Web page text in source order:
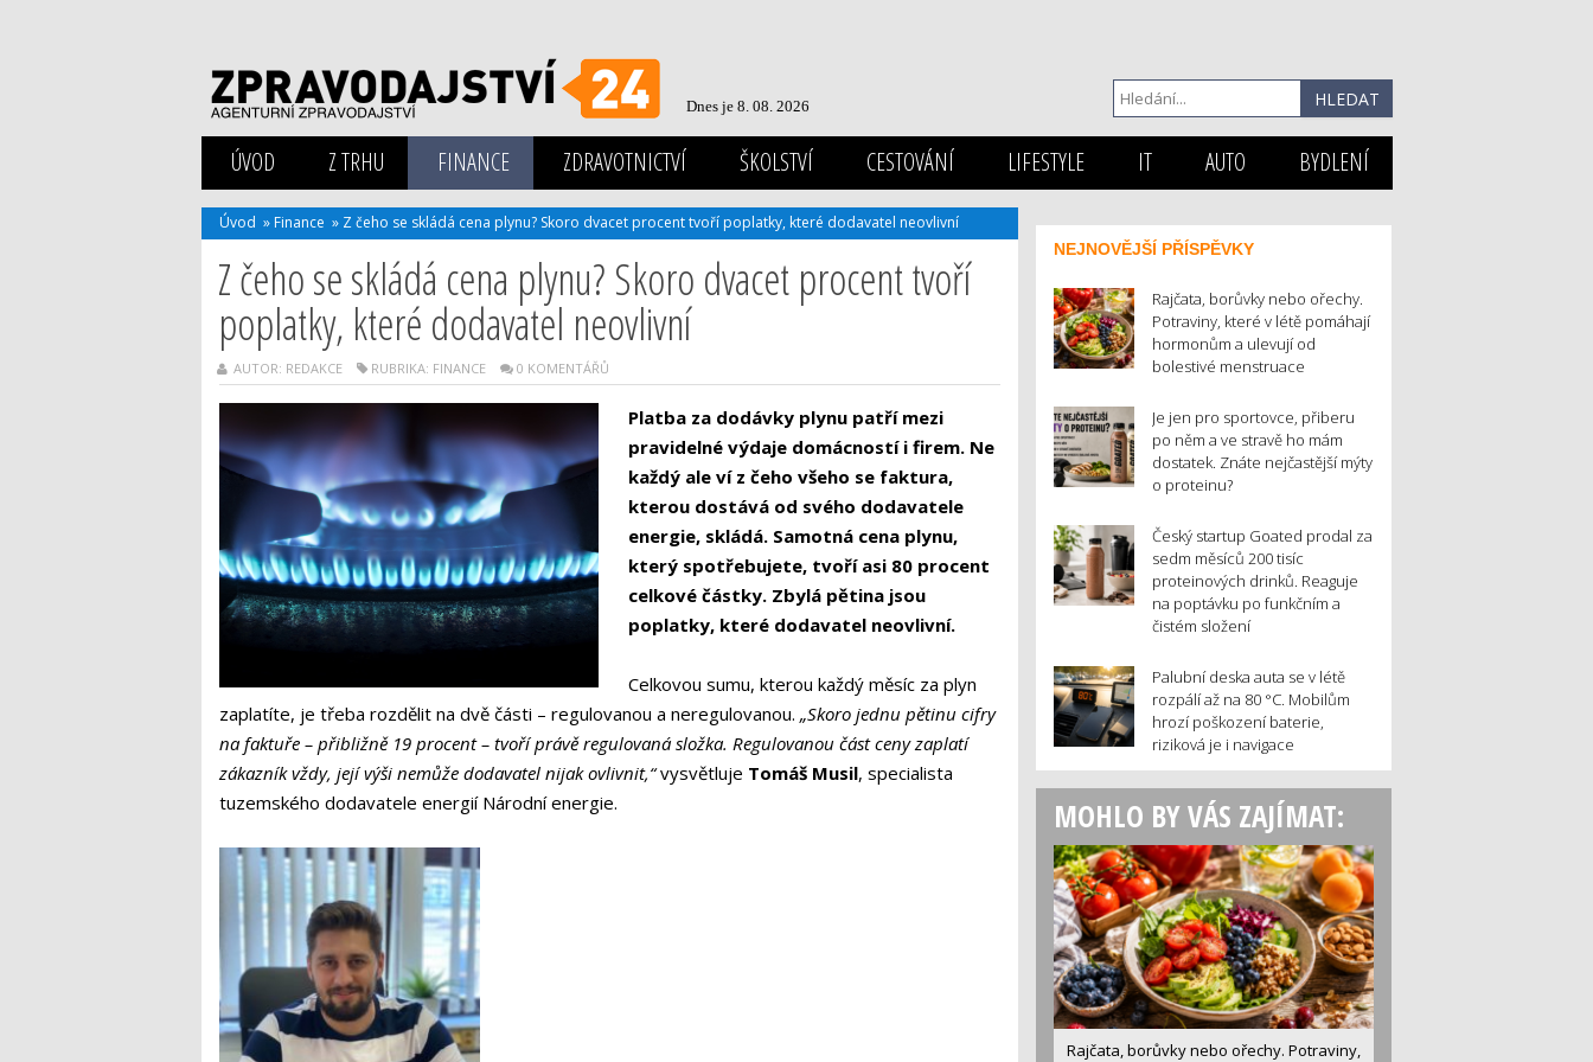
Dnes je 8. 08. 2026
ÚVOD Z TRHU FINANCE ZDRAVOTNICTVÍ ŠKOLSTVÍ CESTOVÁNÍ LIFESTYLE IT AUTO BYDLENÍ
Úvod » Finance » Z čeho se skládá cena plynu? Skoro dvacet procent tvoří poplatky, které dodavatel neovlivní
Z čeho se skládá cena plynu? Skoro dvacet procent tvoří
poplatky, které dodavatel neovlivní
AUTOR: REDAKCE RUBRIKA: FINANCE 0 KOMENTÁŘŮ
Platba za dodávky plynu patří mezi
pravidelné výdaje domácností i firem. Ne
každý ale ví z čeho všeho se faktura,
kterou dostává od svého dodavatele
energie, skládá. Samotná cena plynu,
který spotřebujete, tvoří asi 80 procent
celkové částky. Zbylá pětina jsou
poplatky, které dodavatel neovlivní.
Celkovou sumu, kterou každý měsíc za plyn
zaplatíte, je třeba rozdělit na dvě části – regulovanou a neregulovanou. „Skoro jednu pětinu cifry
na faktuře – přibližně 19 procent – tvoří právě regulovaná složka. Regulovanou část ceny zaplatí
zákazník vždy, její výši nemůže dodavatel nijak ovlivnit,“vysvětluje Tomáš Musil, specialista
tuzemského dodavatele energií Národní energie.
NEJNOVĚJŠÍ PŘÍSPĚVKY
Rajčata, borůvky nebo ořechy.
Potraviny, které v létě pomáhají
hormonům a ulevují od
bolestivé menstruace
Je jen pro sportovce, přiberu
po něm a ve stravě ho mám
dostatek. Znáte nejčastější mýty
o proteinu?
Český startup Goated prodal za
sedm měsíců 200 tisíc
proteinových drinků. Reaguje
na poptávku po funkčním a
čistém složení
Palubní deska auta se v létě
rozpálí až na 80 °C. Mobilům
hrozí poškození baterie,
riziková je i navigace
MOHLO BY VÁS ZAJÍMAT:
Rajčata, borůvky nebo ořechy. Potraviny,